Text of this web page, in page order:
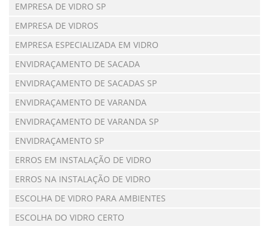
EMPRESA DE VIDRO SP
EMPRESA DE VIDROS
EMPRESA ESPECIALIZADA EM VIDRO
ENVIDRAÇAMENTO DE SACADA
ENVIDRAÇAMENTO DE SACADAS SP
ENVIDRAÇAMENTO DE VARANDA
ENVIDRAÇAMENTO DE VARANDA SP
ENVIDRAÇAMENTO SP
ERROS EM INSTALAÇÃO DE VIDRO
ERROS NA INSTALAÇÃO DE VIDRO
ESCOLHA DE VIDRO PARA AMBIENTES
ESCOLHA DO VIDRO CERTO